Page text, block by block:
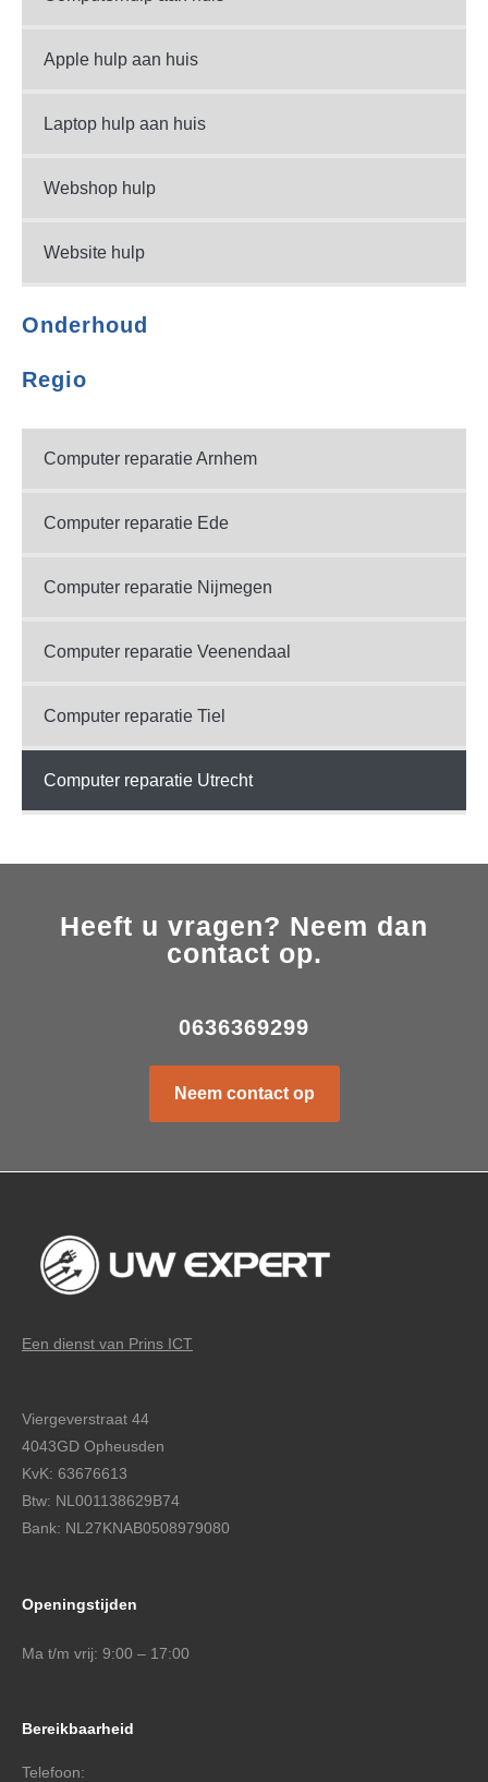
Apple hulp aan huis
Laptop hulp aan huis
Webshop hulp
Website hulp
Onderhoud
Regio
Computer reparatie Arnhem
Computer reparatie Ede
Computer reparatie Nijmegen
Computer reparatie Veenendaal
Computer reparatie Tiel
Computer reparatie Utrecht
Heeft u vragen? Neem dan
contact op.
0636369299
Neem contact op
Een dienst van Prins ICT
Viergeverstraat 44
4043GD Opheusden
KvK: 63676613
Btw: NL001138629B74
Bank: NL27KNAB0508979080
Openingstijden
Ma t/m vrij: 9:00 – 17:00
Bereikbaarheid
Telefoon: